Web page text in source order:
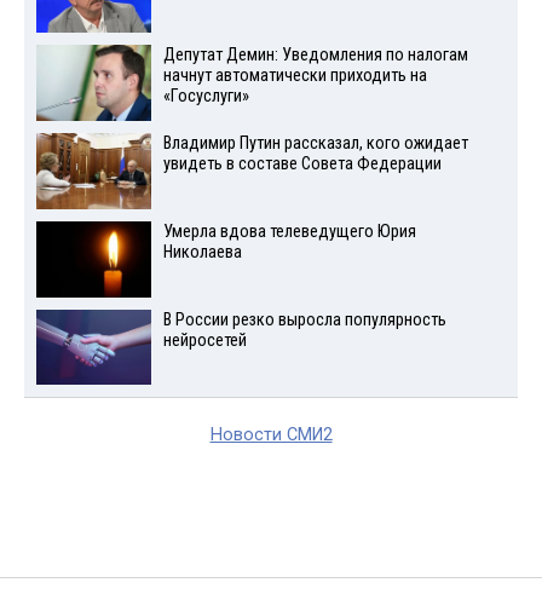
Депутат Демин: Уведомления по налогам
начнут автоматически приходить на
«Госуслуги»
Владимир Путин рассказал, кого ожидает
увидеть в составе Совета Федерации
Умерла вдова телеведущего Юрия
Николаева
В России резко выросла популярность
нейросетей
Новости СМИ2